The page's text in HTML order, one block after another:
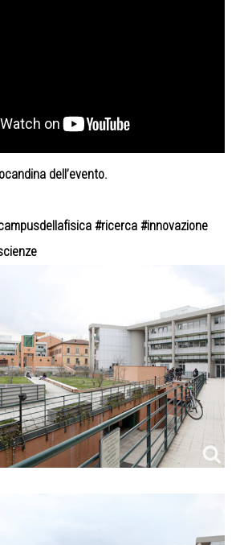
dell’evento.
#ricerca #innovazione